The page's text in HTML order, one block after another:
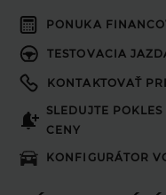
PONUKA
TESTOVACIA
KONTAKTOVAŤ
SLEDUJTE POKLES
CENY
KONFIGURÁTOR
197 759€
Akontácia
Mesačná splátka *